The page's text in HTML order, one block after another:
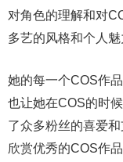
对角色的理解和对
多艺的风格和个人魅
她的每一个COS作
也让她在COS的时
了众多粉丝的喜爱
欣赏优秀的COS作